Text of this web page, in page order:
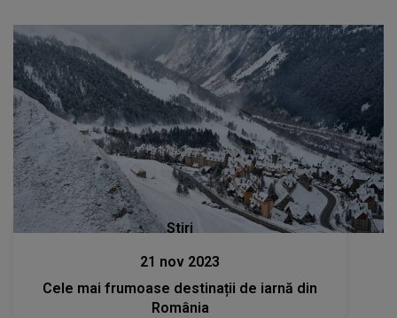
Stiri
21 nov 2023
Cele mai frumoase destinații de iarnă din
România